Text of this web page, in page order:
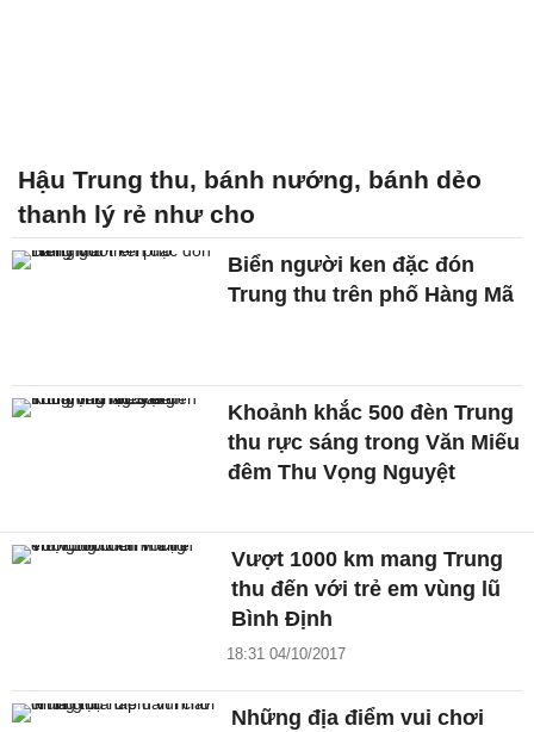
Hậu Trung thu, bánh nướng, bánh dẻo
thanh lý rẻ như cho
Biển người ken đặc đón
Trung thu trên phố Hàng Mã
Khoảnh khắc 500 đèn Trung
thu rực sáng trong Văn Miếu
đêm Thu Vọng Nguyệt
Vượt 1000 km mang Trung
thu đến với trẻ em vùng lũ
Bình Định
18:31 04/10/2017
Những địa điểm vui chơi